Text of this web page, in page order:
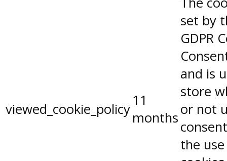
viewed_cookie_policy
11
months
set by
GDPR
and is
store
or not
the